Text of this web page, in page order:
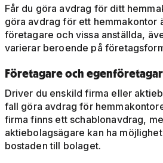
Får du göra avdrag för ditt
göra avdrag för ett hemmakontor
företagare och vissa anställda,
varierar beroende på
Företagare och
Driver du enskild firma eller
fall göra avdrag för
firma finns ett schablonavdrag,
aktiebolagsägare kan ha
bostaden till bolaget.